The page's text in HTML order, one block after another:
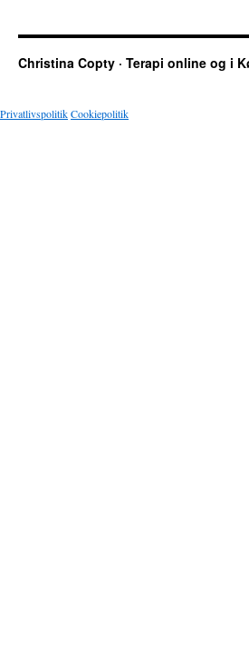
Christina Copty · Terapi online og i
PrivatlivspolitikCookiepolitik